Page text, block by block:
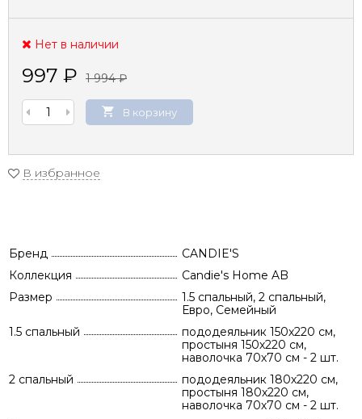
Нет в наличии
997 ₽ 1 994₽
В корзину
В избранное
Бренд
CANDIE'S
Коллекция
Candie's Home AB
Размер
1.5 спальный, 2 спальный,
Евро, Семейный
1.5 спальный
пододеяльник 150х220 см,
простыня 150х220 см,
наволочка 70х70 см - 2 шт.
2 спальный
пододеяльник 180х220 см,
простыня 180х220 см,
наволочка 70х70 см - 2 шт.